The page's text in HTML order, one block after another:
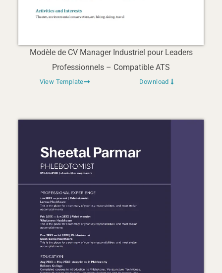
Modèle de CV Manager Industriel pour Leaders
Professionnels – Compatible ATS
View Template Download